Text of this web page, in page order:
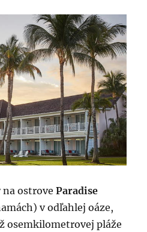
na ostroveParadise
v odľahlej oáze,
osemkilometrovej pláže